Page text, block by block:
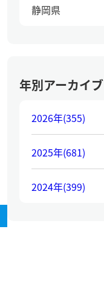
静岡県
年別アーカイブ
2026年(355)
2025年(681)
2024年(399)